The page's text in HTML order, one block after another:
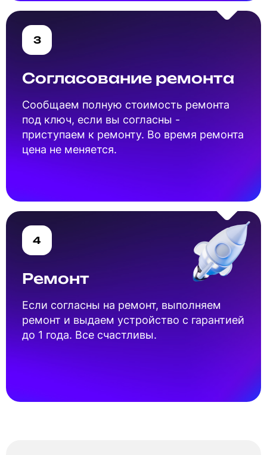
3
Согласование ремонта
Cообщаем полную стоимость ремонта
под ключ, если вы согласны -
приступаем к ремонту. Во время ремонта
цена не меняется.
4
Ремонт
Если согласны на ремонт, выполняем
ремонт и выдаем устройство с гарантией
до 1 года. Все счастливы.